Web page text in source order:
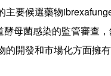
要候選藥物
母菌感染的監管審查
開發和市場化方面擁